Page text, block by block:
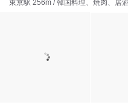
東京駅 256m / 韓国料理、焼肉、居